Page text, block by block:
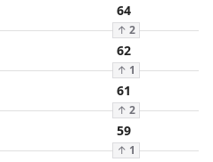
64
↑ 2
62
↑ 1
61
↑ 2
59
↑ 1